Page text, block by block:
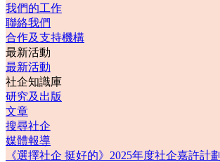
我們的工作
聯絡我們
合作及支持機構
最新活動
最新活動
社企知識庫
研究及出版
文章
搜尋社企
媒體報導
《選擇社企 挺好的》2025年度社企嘉許計